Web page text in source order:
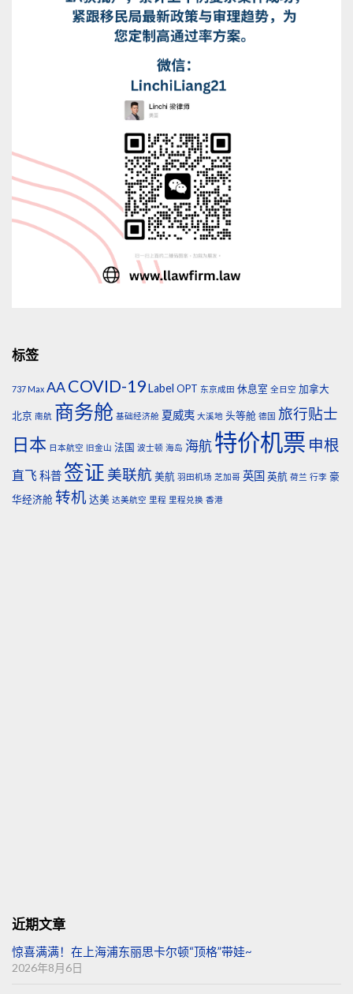
标签
737 Max AACOVID-19Label OPT 东京成田 休息室 全日空 加拿大
北京 南航 商务舱 基础经济舱 夏威夷 大溪地 头等舱 德国 旅行贴士
日本 日本航空 旧金山 法国 波士顿 海岛 海航特价机票 申根
直飞 科普 签证 美联航 美航 羽田机场 芝加哥 英国 英航 荷兰 行李 豪
华经济舱 转机达美 达美航空 里程 里程兑换 香港
近期文章
惊喜满满！在上海浦东丽思卡尔顿“顶格”带娃~
2026年8月6日